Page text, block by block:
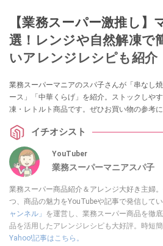
【業務スーパー激推し】
選！レンジや自然解凍で
いアレンジレシピも紹介
業務スーパーマニアのスパ子さんが「串なし
ース」「中華くらげ」を紹介。ストックしや
凍・レトルト商品です。ぜひお買い物の参考に
イチオシスト
YouTuber
業務スーパーマニアスパ子
業務スーパー商品紹介＆アレンジ大好き主婦
つ、商品の魅力をYouTubeや記事で発信して
ャンネル」 を運営し、業務スーパー商品を徹
品を活用したアレンジレシピも大好評。時短
Yahoo!記事はこちら。